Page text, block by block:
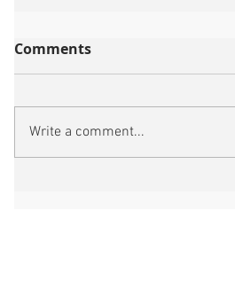
Comments
Write a comment...